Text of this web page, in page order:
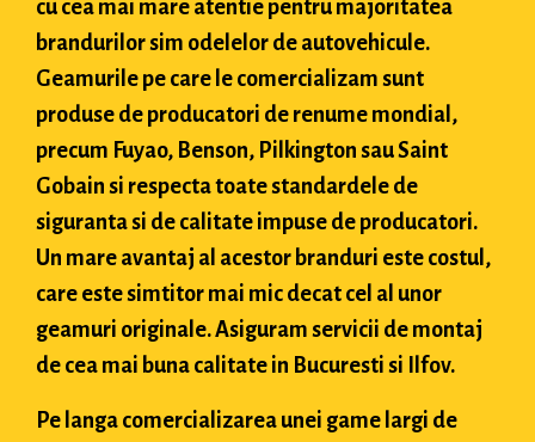
cu cea mai mare atentie pentru majoritatea
brandurilor sim odelelor de autovehicule.
Geamurile pe care le comercializam sunt
produse de producatori de renume mondial,
precum Fuyao, Benson, Pilkington sau Saint
Gobain si respecta toate standardele de
siguranta si de calitate impuse de producatori.
Un mare avantaj al acestor branduri este costul,
care este simtitor mai mic decat cel al unor
geamuri originale. Asiguram servicii de montaj
de cea mai buna calitate in Bucuresti si Ilfov.
Pe langa comercializarea unei game largi de